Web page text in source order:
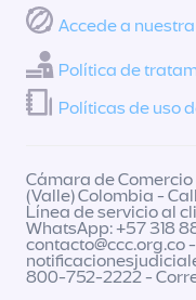
Accede a
Política de
Políticas de uso
Cámara de Comercio
(Valle) Colombia -
Línea de servicio al
WhatsApp: +57 318
contacto@ccc.org.co
800-752-2222 -